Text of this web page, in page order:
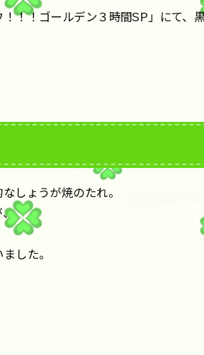
！！ゴールデン３時間SP」にて、
しょうが焼のたれ。
、
した。